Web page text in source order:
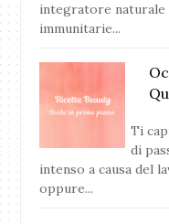
integratore naturale
immunitarie...
Ti
di
intenso a causa del
oppure...